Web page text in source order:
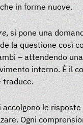
in forme nuove.
, si pone una
la questione così
– attendendo
interno. È il
traduce.
accolgono le
Ogni